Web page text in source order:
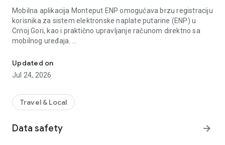
Mobilna aplikacija Monteput ENP omogućava brzu registraciju
korisnika za sistem elektronske naplate putarine (ENP) u
Crnoj Gori, kao i praktično upravljanje računom direktno sa
mobilnog uređaja.
Korištenjem aplikacije izbjegavate gužve i čekanja na
naplatnim rampama, uz jednostavno plaćanje putarine, bilo
kada i bilo gdje.
Bilo da ste novi korisnik ili već koristite ENP sistem, aplikacija
vam omogućava lak pristup svim funkcijama potrebnim za
Updated on
Jul 24, 2026
Travel & Local
Data safety arrow_forward